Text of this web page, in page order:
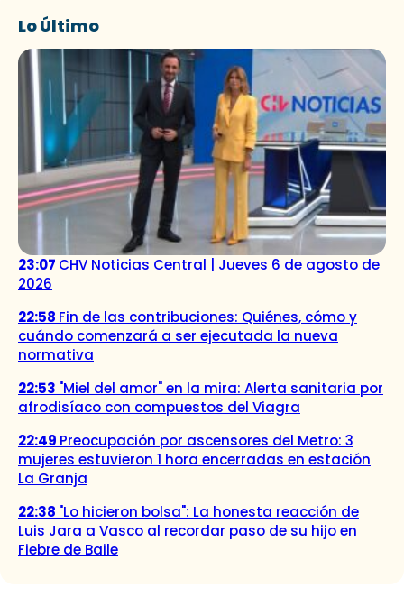
Lo Último
23:07 CHV Noticias Central | Jueves 6 de agosto de
2026
22:58 Fin de las contribuciones: Quiénes, cómo y
cuándo comenzará a ser ejecutada la nueva
normativa
22:53 "Miel del amor" en la mira: Alerta sanitaria por
afrodisíaco con compuestos del Viagra
22:49 Preocupación por ascensores del Metro: 3
mujeres estuvieron 1 hora encerradas en estación
La Granja
22:38 "Lo hicieron bolsa": La honesta reacción de
Luis Jara a Vasco al recordar paso de su hijo en
Fiebre de Baile